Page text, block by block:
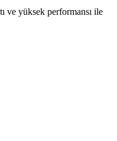
ve yüksek performansı ile